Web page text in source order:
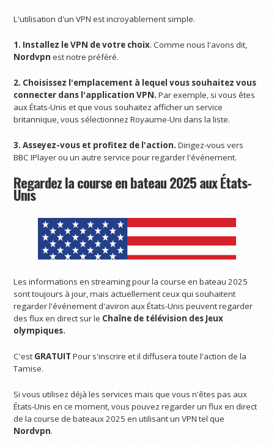
L'utilisation d'un VPN est incroyablement simple.
1. Installez le VPN de votre choix. Comme nous l'avons dit,
Nordvpn est notre préféré.
2. Choisissez l'emplacement à lequel vous souhaitez vous
connecter dans l'application VPN.Par exemple, si vous êtes
aux États-Unis et que vous souhaitez afficher un service
britannique, vous sélectionnez Royaume-Uni dans la liste.
3. Asseyez-vous et profitez de l'action.Dirigez-vous vers
BBC IPlayer ou un autre service pour regarder l'événement.
Regardez la course en bateau 2025 aux États-
Unis
Les informations en streaming pour la course en bateau 2025
sont toujours à jour, mais actuellement ceux qui souhaitent
regarder l'événement d'aviron aux États-Unis peuvent regarder
des flux en direct sur le Chaîne de télévision des Jeux
olympiques.
C'est GRATUITPour s'inscrire et il diffusera toute l'action de la
Tamise.
Si vous utilisez déjà les services mais que vous n'êtes pas aux
États-Unis en ce moment, vous pouvez regarder un flux en direct
de la course de bateaux 2025 en utilisant un VPN tel que
Nordvpn.